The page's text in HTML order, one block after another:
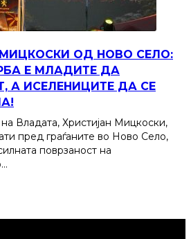
ОД НОВО СЕЛО:
Е МЛАДИТЕ ДА
А ИСЕЛЕНИЦИТЕ ДА СЕ
Владата, Христијан Мицкоски,
пред граѓаните во Ново Село,
поврзаност на